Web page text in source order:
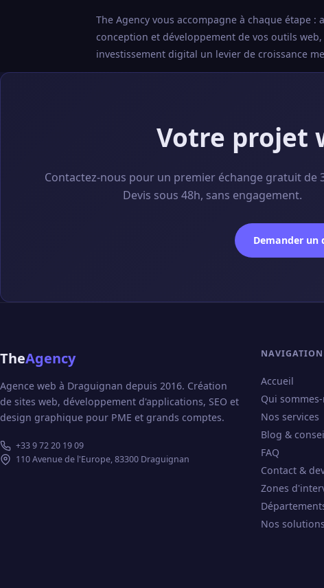
The Agency vous accompagne à chaque étape
conception et développement de vos outils
investissement digital un levier de croissance
Votre projet
Contactez-nous pour un premier échange gratuit de
Devis sous 48h, sans engagement.
Demander un
TheAgency
Agence web à Draguignan depuis 2016. Création
de sites web, développement d'applications, SEO et
design graphique pour PME et grands comptes.
+33 9 72 20 19 09
110 Avenue de l'Europe, 83300 Draguignan
NAVIGATION
Accueil
Qui
Nos services
Blog &
FAQ
Contact &
Zones
Nos